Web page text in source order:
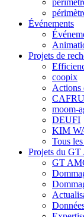
Événements
Projets de
coopix
Actions
moom-
DEUFI
KIM
Tous
Projets du
GT